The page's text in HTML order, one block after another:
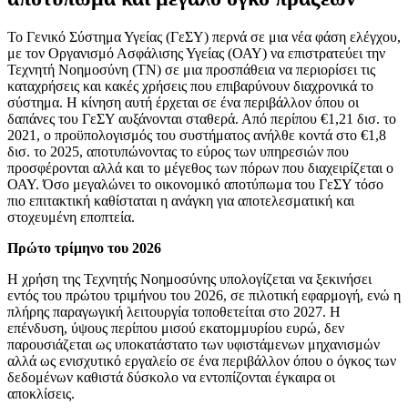
Το Γενικό Σύστημα Υγείας (ΓεΣΥ) περνά σε μια νέα φάση ελέγχου,
με τον Οργανισμό Ασφάλισης Υγείας (ΟΑΥ) να επιστρατεύει την
Τεχνητή Νοημοσύνη (ΤΝ) σε μια προσπάθεια να περιορίσει τις
καταχρήσεις και κακές χρήσεις που επιβαρύνουν διαχρονικά το
σύστημα. Η κίνηση αυτή έρχεται σε ένα περιβάλλον όπου οι
δαπάνες του ΓεΣΥ αυξάνονται σταθερά. Από περίπου €1,21 δισ. το
2021, ο προϋπολογισμός του συστήματος ανήλθε κοντά στο €1,8
δισ. το 2025, αποτυπώνοντας το εύρος των υπηρεσιών που
προσφέρονται αλλά και το μέγεθος των πόρων που διαχειρίζεται ο
ΟΑΥ. Όσο μεγαλώνει το οικονομικό αποτύπωμα του ΓεΣΥ τόσο
πιο επιτακτική καθίσταται η ανάγκη για αποτελεσματική και
στοχευμένη εποπτεία.
Πρώτο τρίμηνο του 2026
Η χρήση της Τεχνητής Νοημοσύνης υπολογίζεται να ξεκινήσει
εντός του πρώτου τριμήνου του 2026, σε πιλοτική εφαρμογή, ενώ η
πλήρης παραγωγική λειτουργία τοποθετείται στο 2027. Η
επένδυση, ύψους περίπου μισού εκατομμυρίου ευρώ, δεν
παρουσιάζεται ως υποκατάστατο των υφιστάμενων μηχανισμών
αλλά ως ενισχυτικό εργαλείο σε ένα περιβάλλον όπου ο όγκος των
δεδομένων καθιστά δύσκολο να εντοπίζονται έγκαιρα οι
αποκλίσεις.